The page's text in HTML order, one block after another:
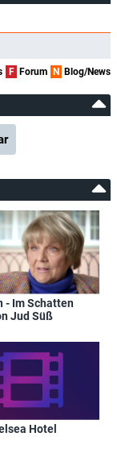
F Forum N Blog/News
- Im Schatten
Jud Süß
Hotel